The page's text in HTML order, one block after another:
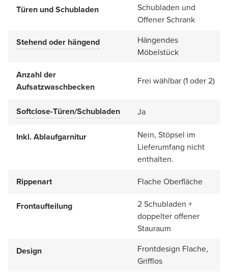
Türen und Schubladen
Schubladen und
Offener Schrank
Stehend oder hängend
Hängendes
Möbelstück
Anzahl der
Aufsatzwaschbecken
Frei wählbar (1 oder 2)
Softclose-Türen/Schubladen Ja
Inkl. Ablaufgarnitur
Nein, Stöpsel im
Lieferumfang nicht
enthalten.
Rippenart
Flache Oberfläche
Frontaufteilung
2 Schubladen +
doppelter offener
Stauraum
Design
Frontdesign Flache,
Grifflos